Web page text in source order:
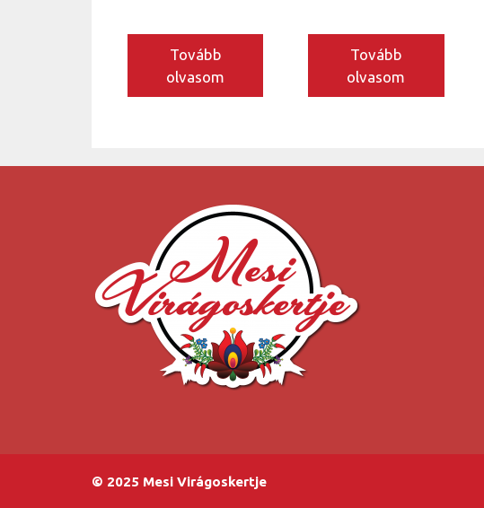
Tovább
olvasom
Tovább
olvasom
© 2025 Mesi Virágoskertje